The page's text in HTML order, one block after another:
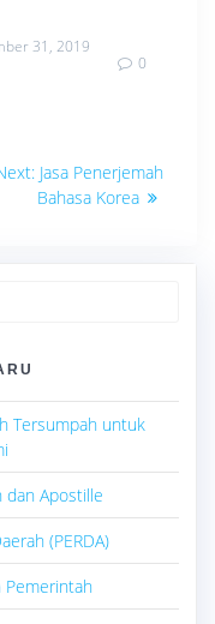
31, 2019
0
Next
post:
Jasa Penerjemah
Bahasa Korea
Tersumpah untuk
dan Apostille
(PERDA)
Pemerintah